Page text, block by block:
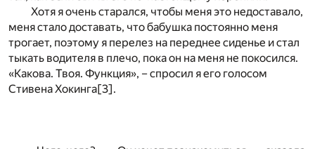
Хотя я очень старался, чтобы меня это недоставало,
меня стало доставать, что бабушка постоянно меня
трогает, поэтому я перелез на переднее сиденье и стал
тыкать водителя в плечо, пока он на меня не покосился.
«Какова. Твоя. Функция», – спросил я его голосом
Стивена Хокинга[3] .